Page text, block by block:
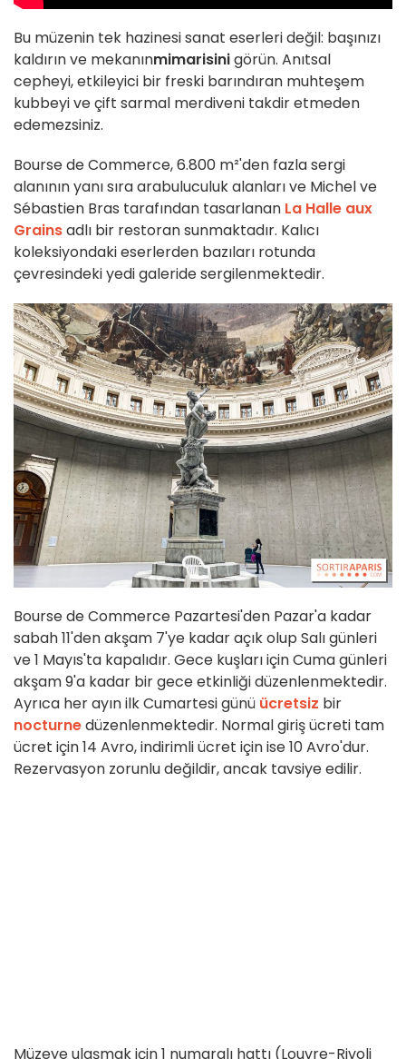
Bu müzenin tek hazinesi sanat eserleri değil: başınızı
kaldırın ve mekanınmimarisinigörün. Anıtsal
cepheyi, etkileyici bir freski barındıran muhteşem
kubbeyi ve çift sarmal merdiveni takdir etmeden
edemezsiniz.
Bourse de Commerce, 6.800 m²'den fazla sergi
alanının yanı sıra arabuluculuk alanları ve Michel ve
Sébastien Bras tarafından tasarlanan La Halle aux
Grainsadlı bir restoran sunmaktadır. Kalıcı
koleksiyondaki eserlerden bazıları rotunda
çevresindeki yedi galeride sergilenmektedir.
Bourse de Commerce Pazartesi'den Pazar'a kadar
sabah 11'den akşam 7'ye kadar açık olup Salı günleri
ve 1 Mayıs'ta kapalıdır. Gece kuşları için Cuma günleri
akşam 9'a kadar bir gece etkinliği düzenlenmektedir.
Ayrıca her ayın ilk Cumartesi günü ücretsiz bir
nocturnedüzenlenmektedir. Normal giriş ücreti tam
ücret için 14 Avro, indirimli ücret için ise 10 Avro'dur.
Rezervasyon zorunlu değildir, ancak tavsiye edilir.
Müzeye ulaşmak için 1 numaralı hattı (Louvre-Rivoli